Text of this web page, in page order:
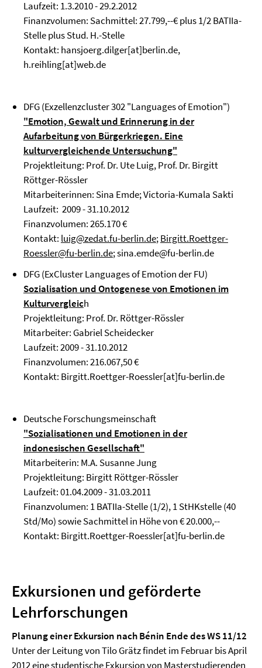
Laufzeit: 1.3.2010 - 29.2.2012
Finanzvolumen: Sachmittel: 27.799,--€ plus 1/2 BATIIa-
Stelle plus Stud. H.-Stelle
Kontakt: hansjoerg.dilger[at]berlin.de,
h.reihling[at]web.de
DFG (Exzellenzcluster 302 "Languages of Emotion")
"Emotion, Gewalt und Erinnerung in der
Aufarbeitung von Bürgerkriegen. Eine
kulturvergleichende Untersuchung"
Projektleitung: Prof. Dr. Ute Luig, Prof. Dr. Birgitt
Röttger-Rössler
Mitarbeiterinnen: Sina Emde; Victoria-Kumala Sakti
Laufzeit: 2009 - 31.10.2012
Finanzvolumen: 265.170 €
Kontakt: luig@zedat.fu-berlin.de;Birgitt.Roettger-
Roessler@fu-berlin.de; sina.emde@fu-berlin.de
DFG (ExCluster Languages of Emotion der FU)
Sozialisation und Ontogenese von Emotionen im
Kulturvergleich
Projektleitung: Prof. Dr. Röttger-Rössler
Mitarbeiter: Gabriel Scheidecker
Laufzeit: 2009 - 31.10.2012
Finanzvolumen: 216.067,50 €
Kontakt: Birgitt.Roettger-Roessler[at]fu-berlin.de
Deutsche Forschungsmeinschaft
"Sozialisationen und Emotionen in der
indonesischen Gesellschaft"
Mitarbeiterin: M.A. Susanne Jung
Projektleitung: Birgitt Röttger-Rössler
Laufzeit: 01.04.2009 - 31.03.2011
Finanzvolumen: 1 BATIIa-Stelle (1/2), 1 StHKstelle (40
Std/Mo) sowie Sachmittel in Höhe von € 20.000,--
Kontakt: Birgitt.Roettger-Roessler[at]fu-berlin.de
Exkursionen und geförderte
Lehrforschungen
Planung einer Exkursion nach Bénin Ende des WS 11/12
Unter der Leitung von Tilo Grätz findet im Februar bis April
2012 eine studentische Exkursion von Masterstudierenden